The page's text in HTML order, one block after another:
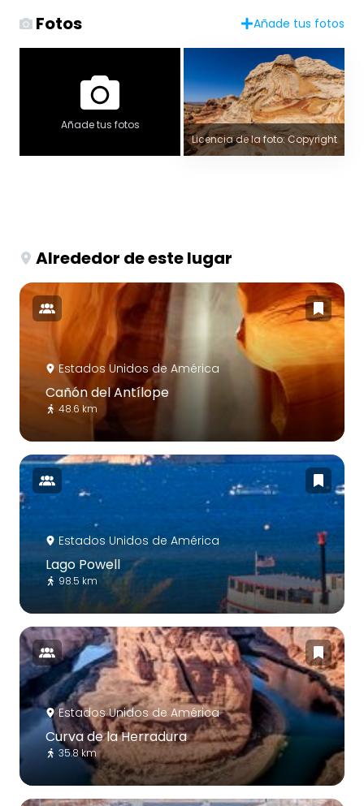
Fotos Añade tus fotos
Añade tus fotos
Licencia de la foto: Copyright
Alrededor de este lugar
Estados Unidos de América
Cañón del Antílope
48.6 km
Estados Unidos de América
Lago Powell
98.5 km
Estados Unidos de América
Curva de la Herradura
35.8 km